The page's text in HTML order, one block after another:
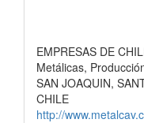
EMPRESAS DE
Metálicas,
SAN JOAQUIN,
CHILE
http://